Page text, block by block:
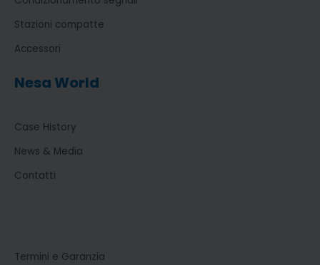
Stazioni compatte
Accessori
Nesa World
Case History
News & Media
Contatti
Termini e Garanzia